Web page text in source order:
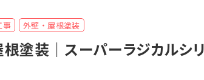
事 外壁・屋根塗装
塗装｜スーパーラジカルシ